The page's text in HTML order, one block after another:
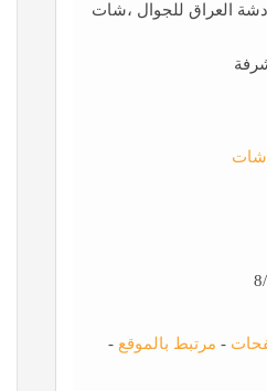
العراق للجوال ،شات
شات
- مرتبط بالموقع -